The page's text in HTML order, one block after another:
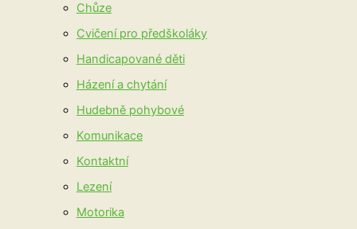
Chůze
Cvičení pro předškoláky
Handicapované děti
Házení a chytání
Hudebně pohybové
Komunikace
Kontaktní
Lezení
Motorika